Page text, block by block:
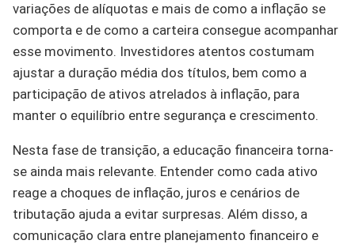
variações de alíquotas e mais de como a inflação se
comporta e de como a carteira consegue acompanhar
esse movimento. Investidores atentos costumam
ajustar a duração média dos títulos, bem como a
participação de ativos atrelados à inflação, para
manter o equilíbrio entre segurança e crescimento.
Nesta fase de transição, a educação financeira torna-
se ainda mais relevante. Entender como cada ativo
reage a choques de inflação, juros e cenários de
tributação ajuda a evitar surpresas. Além disso, a
comunicação clara entre planejamento financeiro e